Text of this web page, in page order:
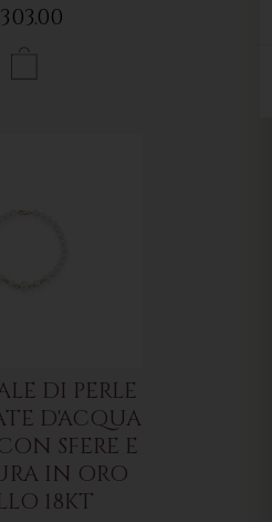
DI PERLE
D'ACQUA
SFERE E
IN ORO
18KT